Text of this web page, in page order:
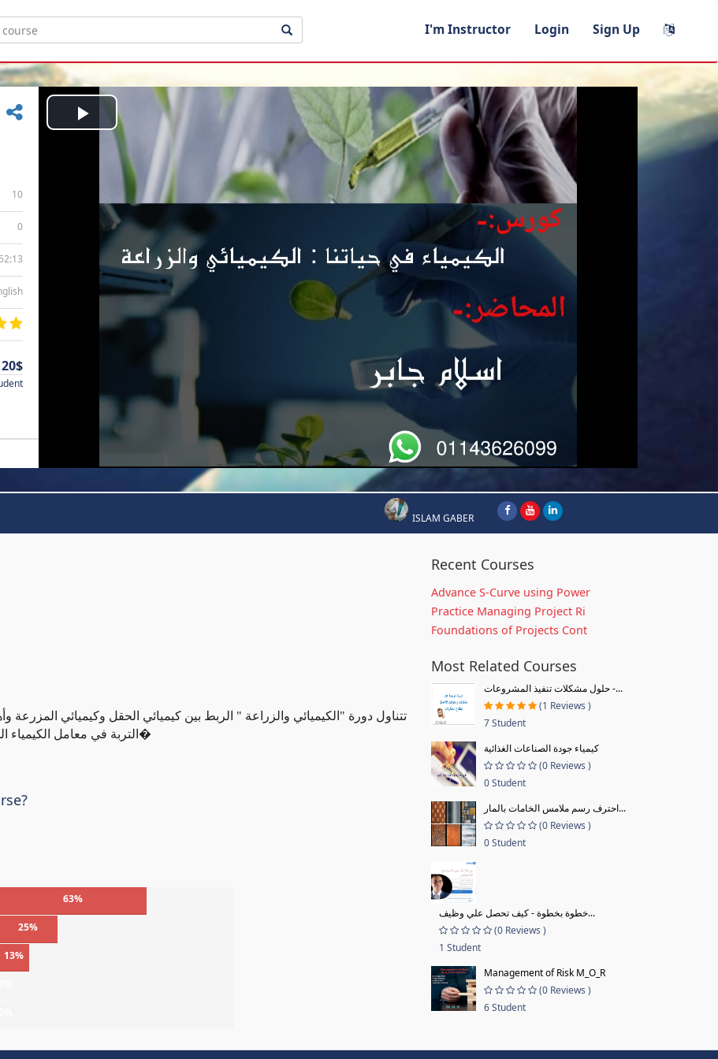
I'm Instructor Login Sign Up
10
0
20$
Play
Video
ISLAM GABER
تتناول دورة "الكيميائي والزراعة " الربط بين كيميائي الحقل وكيميائي المزرعة
التربة في معامل الكيمياء الحيوية السرية الموجودة بين حبيبات التربة والعناصر ا�
63%
25%
13%
Recent Courses
Advance S-Curve using Power
Practice Managing Project Ri
Foundations of Projects Cont
Most Related Courses
حلول مشكلات تنفيذ المشروعات -...
(1 Reviews )
7 Student
كيمياء جودة الصناعات الغذائية
(0 Reviews )
0 Student
احترف رسم ملامس الخامات بالمار...
(0 Reviews )
0 Student
خطوة بخطوة - كيف تحصل علي وظيف...
(0 Reviews )
1 Student
Management of Risk M_O_R
(0 Reviews )
6 Student